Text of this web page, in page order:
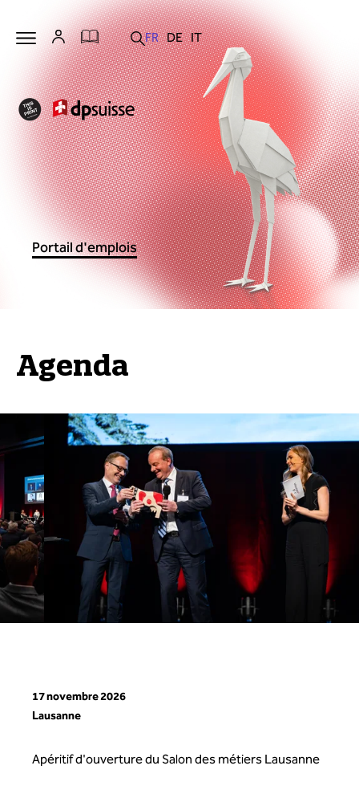
Portail d'emplois
Agenda
17 novembre 2026
Lausanne
Apéritif d'ouverture du Salon des métiers Lausanne